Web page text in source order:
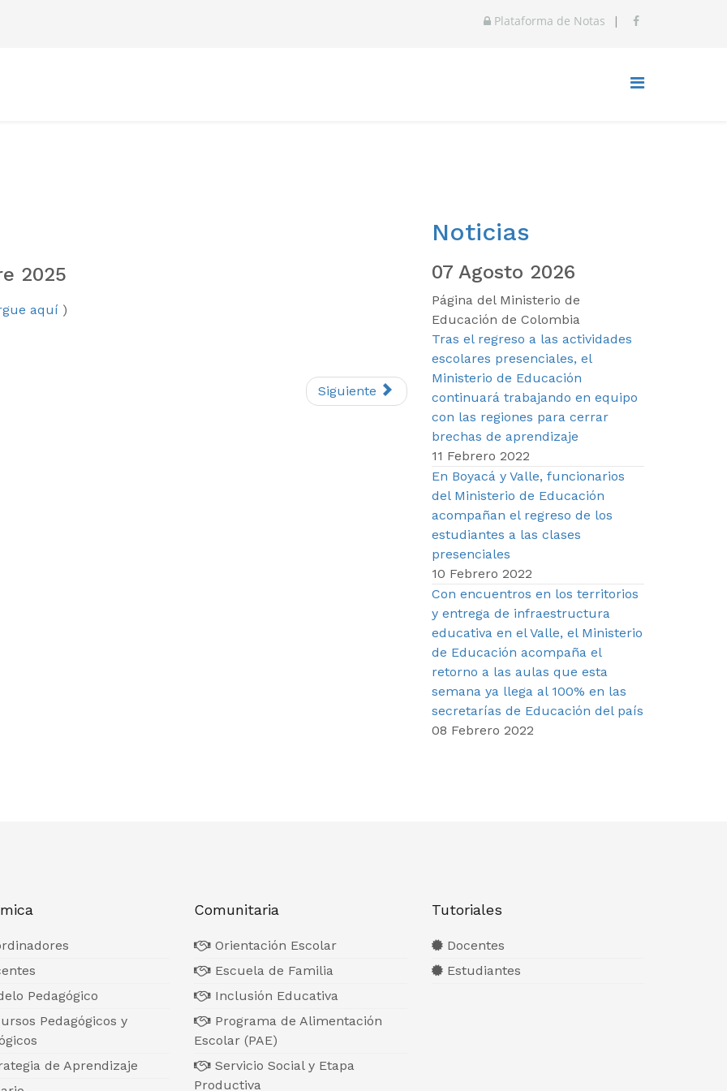
Plataforma de Notas |
2025
aquí )
Siguiente
Noticias
07 Agosto 2026
Página del Ministerio de
Educación de Colombia
Tras el regreso a las actividades
escolares presenciales, el
Ministerio de Educación
continuará trabajando en equipo
con las regiones para cerrar
brechas de aprendizaje
11 Febrero 2022
En Boyacá y Valle, funcionarios
del Ministerio de Educación
acompañan el regreso de los
estudiantes a las clases
presenciales
10 Febrero 2022
Con encuentros en los territorios
y entrega de infraestructura
educativa en el Valle, el Ministerio
de Educación acompaña el
retorno a las aulas que esta
semana ya llega al 100% en las
secretarías de Educación del país
08 Febrero 2022
Pedagógico
Pedagógicos y
de Aprendizaje
Comunitaria
Orientación Escolar
Escuela de Familia
Inclusión Educativa
Programa de Alimentación
Escolar (PAE)
Servicio Social y Etapa
Productiva
Tutoriales
Docentes
Estudiantes